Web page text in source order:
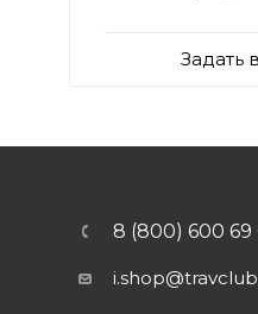
Задать
8 (800) 600 69